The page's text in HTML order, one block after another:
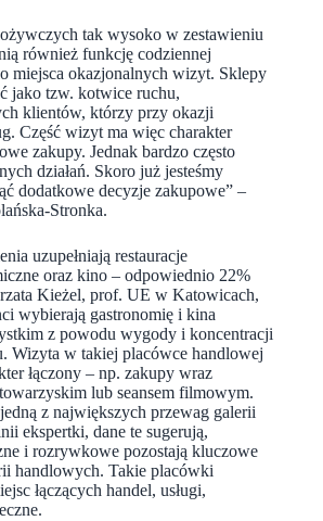
tak wysoko w zestawieniu
również funkcję codziennej
miejsca okazjonalnych wizyt. Sklepy
jako tzw. kotwice ruchu,
klientów, którzy przy okazji
Część wizyt ma więc charakter
zakupy. Jednak bardzo często
działań. Skoro już jesteśmy
dodatkowe decyzje zakupowe” –
Stronka.
uzupełniają restauracje
oraz kino – odpowiednio 22%
Kieżel, prof. UE w Katowicach,
wybierają gastronomię i kina
z powodu wygody i koncentracji
Wizyta w takiej placówce handlowej
łączony – np. zakupy wraz
lub seansem filmowym.
z największych przewag galerii
ekspertki, dane te sugerują,
i rozrywkowe pozostają kluczowe
handlowych. Takie placówki
łączących handel, usługi,